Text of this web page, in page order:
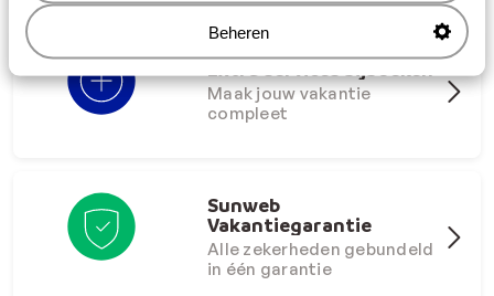
Beheren
Maak jouw vakantie
compleet
Sunweb
Vakantiegarantie
Alle zekerheden gebundeld
in één garantie